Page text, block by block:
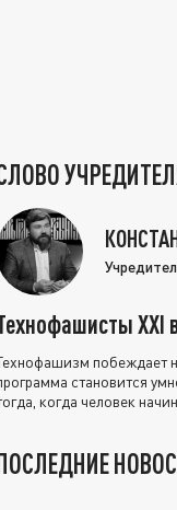
XXI
побеждает
становится
когда человек